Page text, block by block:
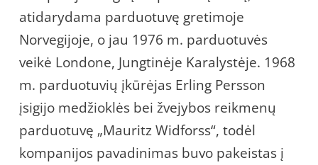
atidarydama parduotuvę gretimoje
Norvegijoje, o jau 1976 m. parduotuvės
veikė Londone, Jungtinėje Karalystėje. 1968
m. parduotuvių įkūrėjas Erling Persson
įsigijo medžioklės bei žvejybos reikmenų
parduotuvę „Mauritz Widforss“, todėl
kompanijos pavadinimas buvo pakeistas į